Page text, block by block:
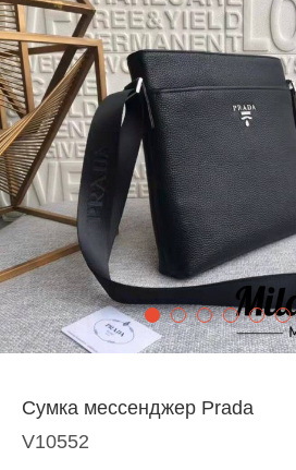
Сумка мессенджер Prada
V10552